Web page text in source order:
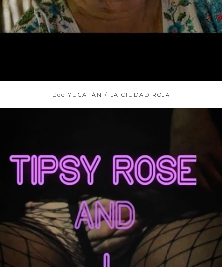
Doc YUCATÁN / LA CIUDAD ROJA